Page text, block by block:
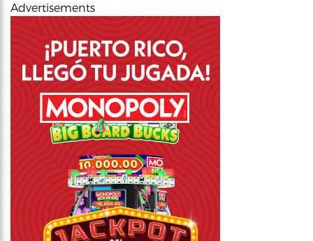
Advertisements